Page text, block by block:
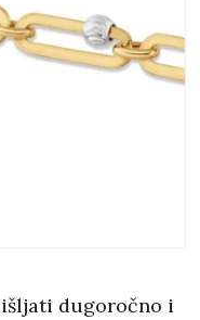
dugoročno i